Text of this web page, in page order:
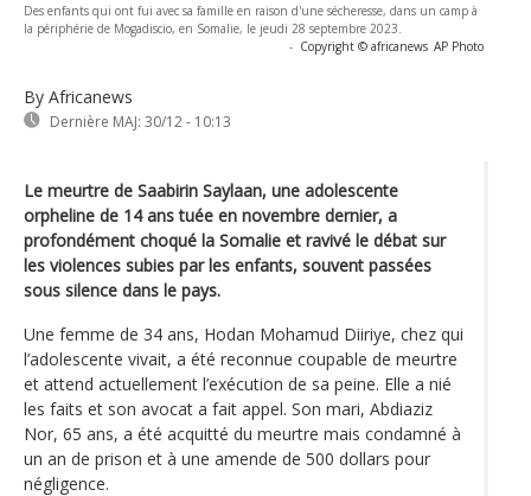
Des enfants qui ont fui avec sa famille en raison d'une sécheresse, dans un camp à
la périphérie de Mogadiscio, en Somalie, le jeudi 28 septembre 2023.
- Copyright © africanews AP Photo
By Africanews
Dernière MAJ: 30/12 - 10:13
Le meurtre de Saabirin Saylaan, une adolescente
orpheline de 14 ans tuée en novembre dernier, a
profondément choqué la Somalie et ravivé le débat sur
les violences subies par les enfants, souvent passées
sous silence dans le pays.
Une femme de 34 ans, Hodan Mohamud Diiriye, chez qui
l’adolescente vivait, a été reconnue coupable de meurtre
et attend actuellement l’exécution de sa peine. Elle a nié
les faits et son avocat a fait appel. Son mari, Abdiaziz
Nor, 65 ans, a été acquitté du meurtre mais condamné à
un an de prison et à une amende de 500 dollars pour
négligence.